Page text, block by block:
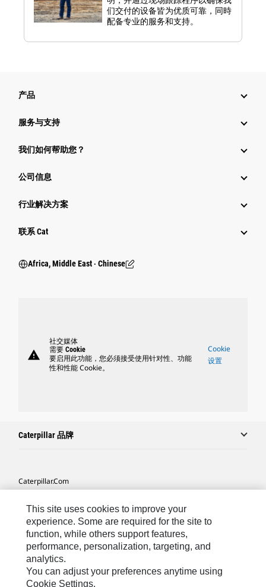
们交付的设备皆为优质可靠，同時
配备专业的服务和支持。
产品
服务与支持
我们如何帮助您？
公司信息
行业解决方案
行业
联系 Cat
Africa, Middle East ‧ Chinese
warning
社交媒体
需要 Cookie
要启用此功能，您必须接受使用针对性、功能
性和性能 Cookie。
Cookie
设置
Caterpillar 品牌
Caterpillar.com
我的营销首选项
站点地图
Cookie Settings
法律
This site uses cookies to improve your
experience. Some are required for the site to
function, while others support features,
performance, personalization, targeting, and
analytics.
You can adjust your preferences anytime using
Cookie Settings.